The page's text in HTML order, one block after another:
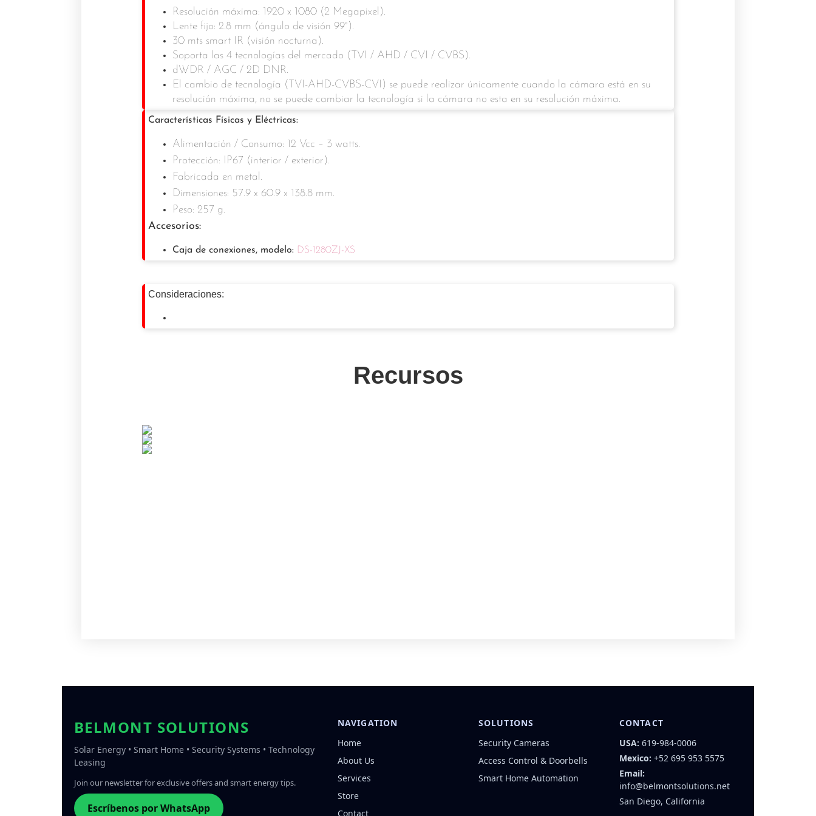
Resolución máxima: 1920 x 1080 (2 Megapixel).
Lente fijo: 2.8 mm (ángulo de visión 99°).
30 mts smart IR (visión nocturna).
Soporta las 4 tecnologías del mercado (TVI / AHD / CVI / CVBS).
dWDR / AGC / 2D DNR.
El cambio de tecnología (TVI-AHD-CVBS-CVI) se puede realizar únicamente cuando la cámara está en su
resolución máxima, no se puede cambiar la tecnología si la cámara no esta en su resolución máxima.
Características Físicas y Eléctricas:
Alimentación / Consumo: 12 Vcc – 3 watts.
Protección: IP67 (interior / exterior).
Fabricada en metal.
Dimensiones: 57.9 x 60.9 x 138.8 mm.
Peso: 257 g.
Accesorios:
Caja de conexiones, modelo: DS-1280ZJ-XS
Consideraciones:
Recursos
BELMONT SOLUTIONS
Solar Energy • Smart Home • Security Systems • Technology
Leasing
Join our newsletter for exclusive offers and smart energy tips.
Escríbenos por WhatsApp
NAVIGATION
Home
About Us
Services
Store
Contact
SOLUTIONS
Security Cameras
Access Control & Doorbells
Smart Home Automation
CONTACT
USA: 619-984-0006
Mexico: +52 695 953 5575
Email:
info@belmontsolutions.net
San Diego, California